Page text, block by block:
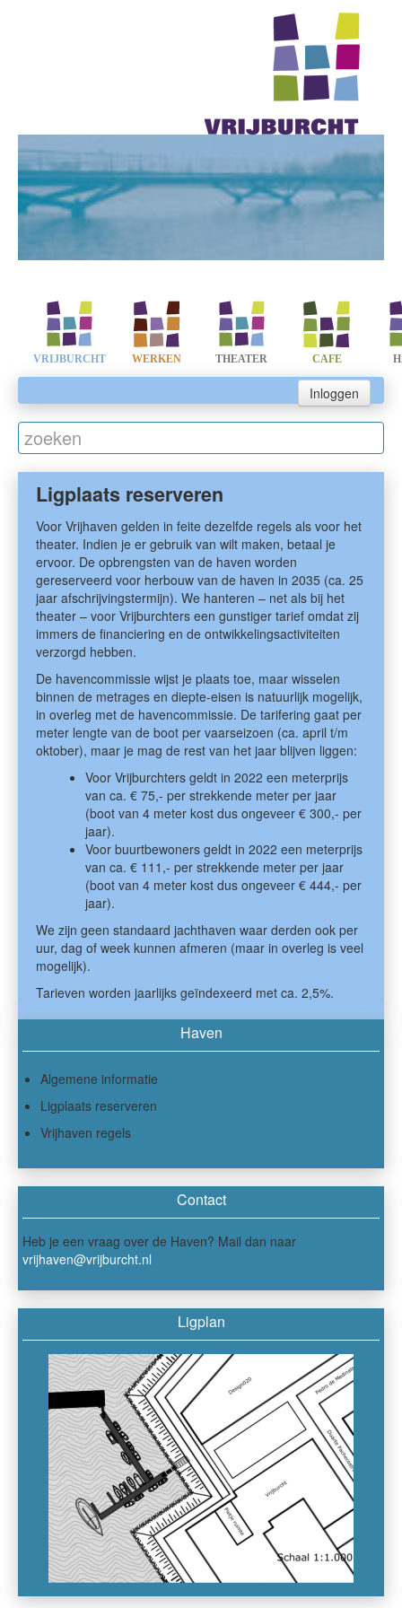
VRIJBURCHT WERKEN THEATER CAFE
Inloggen
Ligplaats reserveren
Voor Vrijhaven gelden in feite dezelfde regels als voor het
theater. Indien je er gebruik van wilt maken, betaal je
ervoor. De opbrengsten van de haven worden
gereserveerd voor herbouw van de haven in 2035 (ca. 25
jaar afschrijvingstermijn). We hanteren – net als bij het
theater – voor Vrijburchters een gunstiger tarief omdat zij
immers de financiering en de ontwikkelingsactiviteiten
verzorgd hebben.
De havencommissie wijst je plaats toe, maar wisselen
binnen de metrages en diepte-eisen is natuurlijk mogelijk,
in overleg met de havencommissie. De tarifering gaat per
meter lengte van de boot per vaarseizoen (ca. april t/m
oktober), maar je mag de rest van het jaar blijven liggen:
Voor Vrijburchters geldt in 2022 een meterprijs
van ca. € 75,- per strekkende meter per jaar
(boot van 4 meter kost dus ongeveer € 300,- per
jaar).
Voor buurtbewoners geldt in 2022 een meterprijs
van ca. € 111,- per strekkende meter per jaar
(boot van 4 meter kost dus ongeveer € 444,- per
jaar).
We zijn geen standaard jachthaven waar derden ook per
uur, dag of week kunnen afmeren (maar in overleg is veel
mogelijk).
Tarieven worden jaarlijks geïndexeerd met ca. 2,5%.
Haven
Algemene informatie
Ligplaats reserveren
Vrijhaven regels
Contact
Heb je een vraag over de Haven? Mail dan naar
vrijhaven@vrijburcht.nl
Ligplan